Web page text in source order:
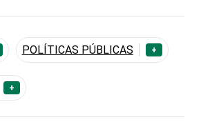
POLÍTICAS PÚBLICAS +
+